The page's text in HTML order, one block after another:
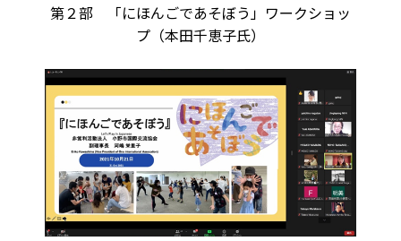
第２部 「にほんごであそぼう」ワークショッ
プ（本田千恵子氏）